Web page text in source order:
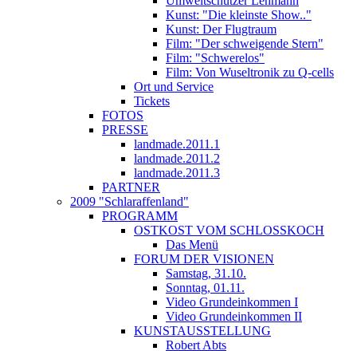
Kunst: "Die kleinste Show.."
Kunst: Der Flugtraum
Film: "Der schweigende Stern"
Film: "Schwerelos"
Film: Von Wuseltronik zu Q-cells
Ort und Service
Tickets
FOTOS
PRESSE
landmade.2011.1
landmade.2011.2
landmade.2011.3
PARTNER
2009 "Schlaraffenland"
PROGRAMM
OSTKOST VOM SCHLOSSKOCH
Das Menü
FORUM DER VISIONEN
Samstag, 31.10.
Sonntag, 01.11.
Video Grundeinkommen I
Video Grundeinkommen II
KUNSTAUSSTELLUNG
Robert Abts